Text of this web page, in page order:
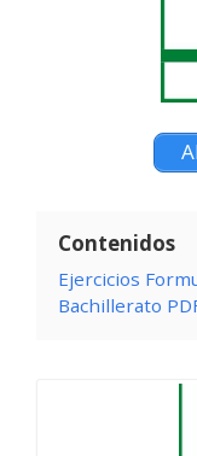
Contenidos
Ejercicios
Bachillerato